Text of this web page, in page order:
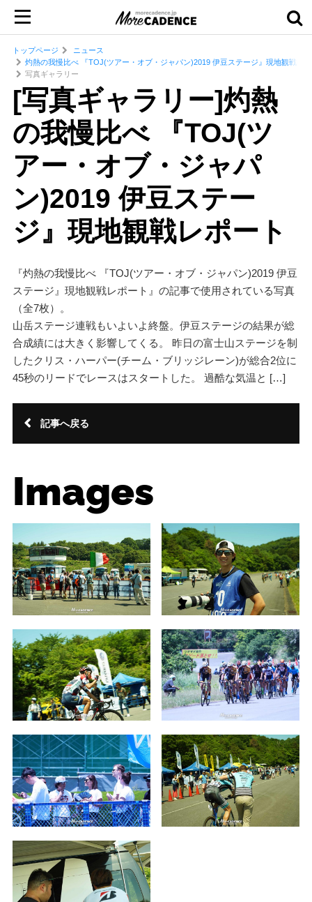
トップページ
ニュース
灼熱の我慢比べ 『TOJ(ツアー・オブ・ジャパン)2019 伊豆ステージ』現地観戦レ
写真ギャラリー
[写真ギャラリー]灼熱
の我慢比べ 『TOJ(ツ
アー・オブ・ジャパ
ン)2019 伊豆ステー
ジ』現地観戦レポート
『灼熱の我慢比べ 『TOJ(ツアー・オブ・ジャパン)2019 伊豆
ステージ』現地観戦レポート』の記事で使用されている写真
（全7枚）。
山岳ステージ連戦もいよいよ終盤。伊豆ステージの結果が総
合成績には大きく影響してくる。 昨日の富士山ステージを制
したクリス・ハーパー(チーム・ブリッジレーン)が総合2位に
45秒のリードでレースはスタートした。 過酷な気温と […]
記事へ戻る
Images